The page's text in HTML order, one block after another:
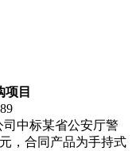
项目
司中标某省公安厅警
，合同产品为手持式